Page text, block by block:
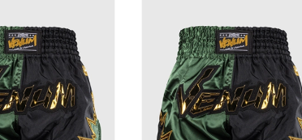
для путешествий на турниры. Iamfighter
Такие шорты не сковывают движений в
MMA.